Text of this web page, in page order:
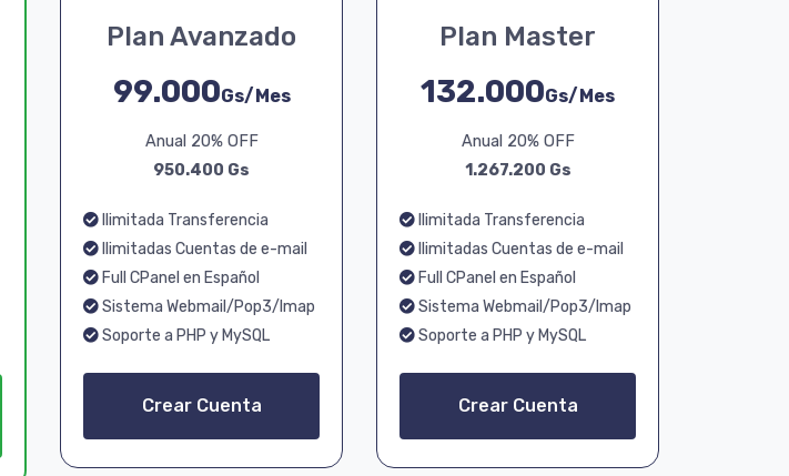
Plan Avanzado
99.000Gs/Mes
Anual 20% OFF
950.400 Gs
Ilimitada Transferencia
Ilimitadas Cuentas de e-mail
Full CPanel en Español
Sistema Webmail/Pop3/Imap
Soporte a PHP y MySQL
Crear Cuenta
Plan Master
132.000Gs/Mes
Anual 20% OFF
1.267.200 Gs
Ilimitada Transferencia
Ilimitadas Cuentas de e-mail
Full CPanel en Español
Sistema Webmail/Pop3/Imap
Soporte a PHP y MySQL
Crear Cuenta